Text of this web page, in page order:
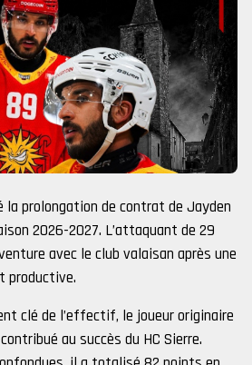
la prolongation de contrat de Jayden
2026-2027. L’attaquant de 29
avec le club valaisan après une
productive.
clé de l’effectif, le joueur originaire
au succès du HC Sierre.